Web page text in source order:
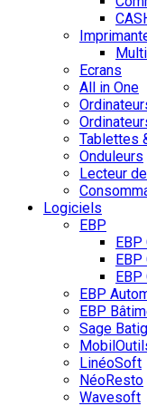
Ecrans
All in One
Tablettes
Onduleurs
Lecteur
Logiciels
EBP
EBP
EBP
Sage
LinéoSoft
NéoResto
Wavesoft